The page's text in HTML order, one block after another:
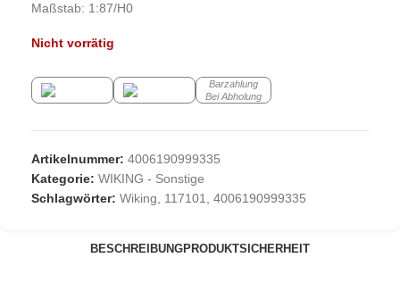
Maßstab: 1:87/H0
Nicht vorrätig
Barzahlung
Bei Abholung
Artikelnummer: 4006190999335
Kategorie: WIKING - Sonstige
Schlagwörter: Wiking, 117101, 4006190999335
BESCHREIBUNGPRODUKTSICHERHEIT